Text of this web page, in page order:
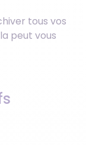
tous vos
peut vous